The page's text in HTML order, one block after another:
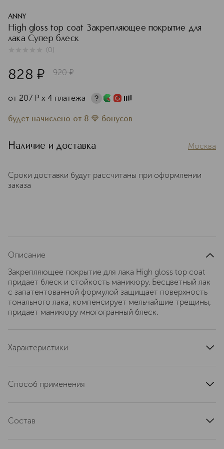
ANNY
High gloss top coat Закрепляющее покрытие для
лака Супер блеск
(0)
828 ¤ 920 ¤
от 207 ¤ х 4 платежа
будет начислено от 8 бонусов
Наличие и доставка Москва
Сроки доставки будут рассчитаны при оформлении
заказа
Описание
Закрепляющее покрытие для лака High gloss top coat
придает блеск и стойкость маникюру. Бесцветный лак
с запатентованной формулой защищает поверхность
тонального лака, компенсирует мельчайшие трещины,
придает маникюру многогранный блеск.
Характеристики
эффект
текстура
жидкая
Способ применения
сияет и долго держится, добавляет многогранный
Состав